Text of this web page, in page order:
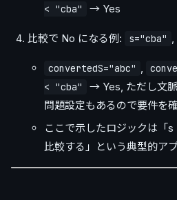
< "cba"
→ Yes
比較で No になる例: s="cba" ,
convertedS="abc" ,
< "cba"
→ Yes, ただし文
問題設定もあるので要件を確
ここで示したロジックは「
比較する」という典型的ア